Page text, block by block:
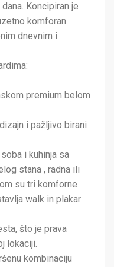
Koncipiran je
komforan
dnevnim i
premium belom
i pažljivo birani
i kuhinja sa
stana , radna ili
su tri komforne
walk in plakar
što je prava
lokaciji.
kombinaciju